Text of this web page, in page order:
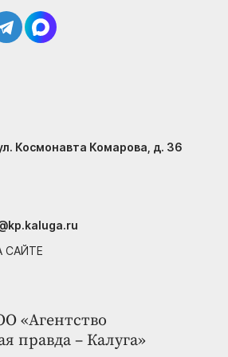
«Агентство
правда – Калуга»
Космонавта Комарова, д. 36
САЙТЕ